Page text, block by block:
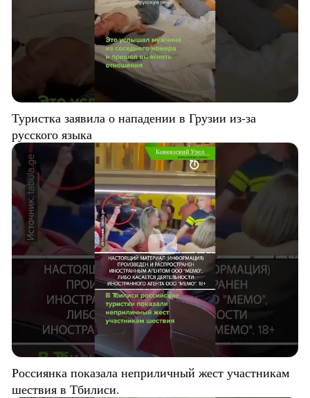
Туристка заявила о нападении в Грузии из-за
русского языка
Россиянка показала неприличный жест участникам
шествия в Тбилиси.